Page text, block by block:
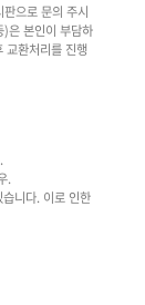
으로 문의 주시
)은 본인이 부담하
환처리를 진행
.
니다. 이로 인한